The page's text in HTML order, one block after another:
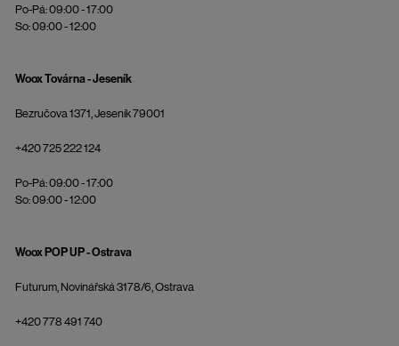
Po-Pá: 09:00 - 17:00
So: 09:00 - 12:00
Woox Továrna - Jeseník
Bezručova 1371, Jeseník 79001
+420 725 222 124
Po-Pá: 09:00 - 17:00
So: 09:00 - 12:00
Woox POP UP - Ostrava
Futurum, Novinářská 3178/6, Ostrava
+420 778 491 740